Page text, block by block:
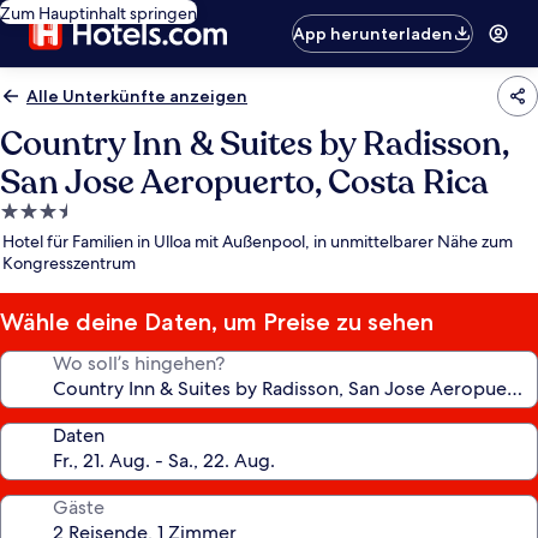
Zum Hauptinhalt springen
App herunterladen
Alle Unterkünfte anzeigen
Country Inn & Suites by Radisson,
San Jose Aeropuerto, Costa Rica
3.5-
Sterne-
Unterkunft
Hotel für Familien in Ulloa mit Außenpool, in unmittelbarer Nähe zum
Kongresszentrum
Wähle deine Daten, um Preise zu sehen
Wo soll’s hingehen?
Daten
Gäste